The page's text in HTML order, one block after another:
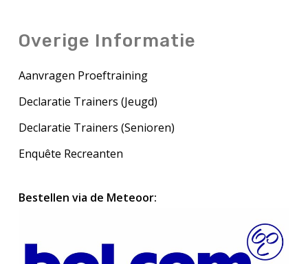
Overige Informatie
Aanvragen Proeftraining
Declaratie Trainers (Jeugd)
Declaratie Trainers (Senioren)
Enquête Recreanten
Bestellen via de Meteoor: